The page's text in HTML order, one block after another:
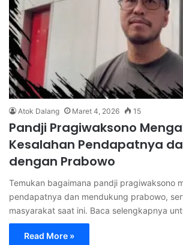
Atok Dalang Maret 4, 2026 15
Pandji Pragiwaksono
Kesalahan Pendapatnya
dengan Prabowo
Temukan bagaimana pandji pragiwaksono
pendapatnya dan mendukung prabowo,
masyarakat saat ini. Baca selengkapnya
Read More »